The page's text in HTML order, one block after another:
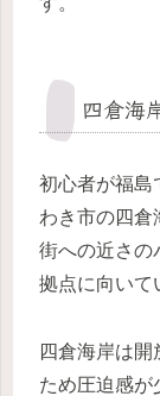
四倉海
初心者が福島
わき市の四倉
街への近さの
拠点に向いて
四倉海岸は
ため圧迫感が